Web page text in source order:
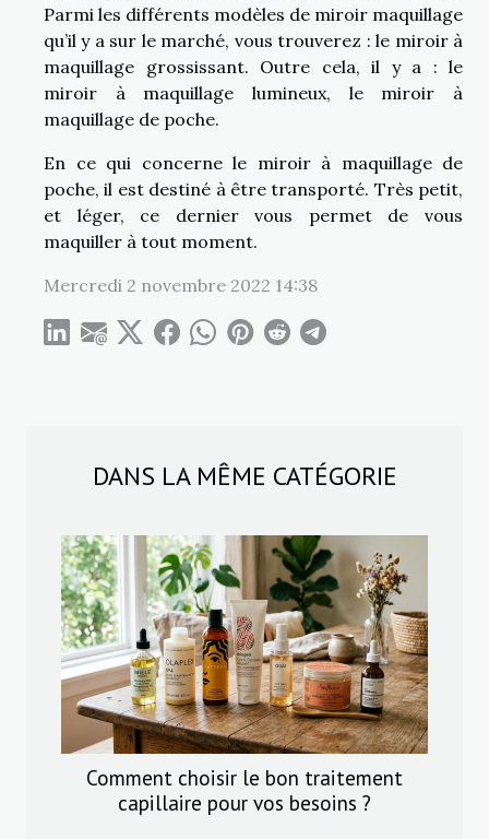
DANS LA MÊME CATÉGORIE
Comment choisir le bon traitement
capillaire pour vos besoins ?
Parmi les différents modèles de miroir maquillage
qu’il y a sur le marché, vous trouverez : le miroir à
maquillage grossissant. Outre cela, il y a : le
miroir à maquillage lumineux, le miroir à
maquillage de poche.
En ce qui concerne le miroir à maquillage de
poche, il est destiné à être transporté. Très petit,
et léger, ce dernier vous permet de vous
maquiller à tout moment.
Mercredi 2 novembre 2022 14:38